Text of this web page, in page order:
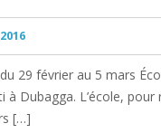
29 février au 5 mars
à Dubagga. L’école,
[…]